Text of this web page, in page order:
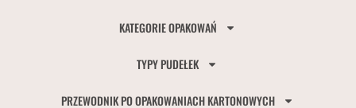
KATEGORIE OPAKOWAŃ
TYPY PUDEŁEK
PRZEWODNIK PO OPAKOWANIACH KARTONOWYCH